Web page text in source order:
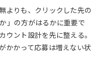
よりも、クリックした先の
」の方がはるかに重要で
ウント設計を先に整える。
かかって応募は増えない状